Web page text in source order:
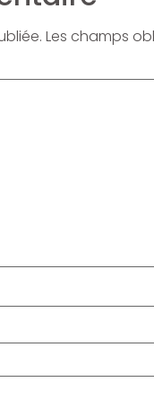
Les champs